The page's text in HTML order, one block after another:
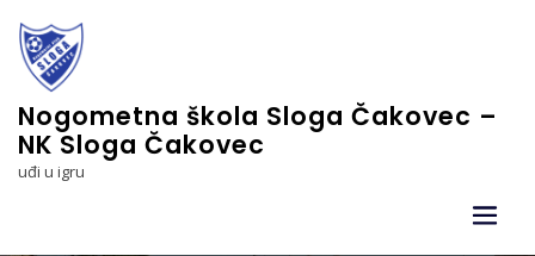
content
Nogometna škola Sloga Čakovec –
NK Sloga Čakovec
uđi u igru